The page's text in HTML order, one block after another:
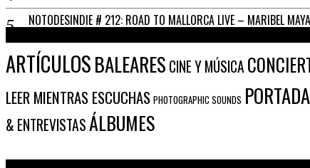
NOTODESINDIE # 212: ROAD TO MALLORCA LIVE – MARIBEL
ARTÍCULOSBALEARES CINE Y MÚSICA
LEER MIENTRAS ESCUCHAS PHOTOGRAPHIC SOUNDS
& ENTREVISTASÁLBUMES